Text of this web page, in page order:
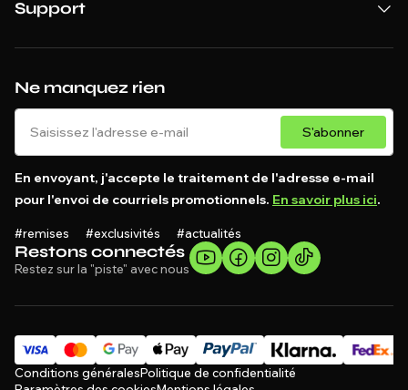
Restons connectés
Restez sur la "piste" avec nous
Ne manquez rien
S'abonner
En envoyant, j'accepte le traitement de l'adresse e-mail
pour l'envoi de courriels promotionnels. En savoir plus ici.
#remises #exclusivités #actualités
Support
Conditions généralesPolitique de confidentialité